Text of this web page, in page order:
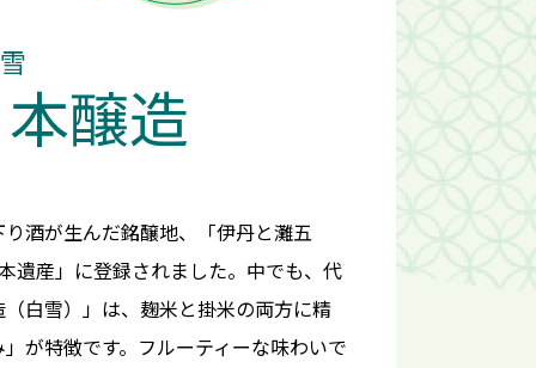
醸造
酒が生んだ銘醸地、「伊丹と灘五
遺産」に登録されました。中でも、代
白雪）」は、麹米と掛米の両方に精
が特徴です。フルーティーな味わいで